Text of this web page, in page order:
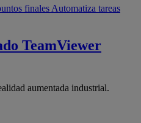
finales Automatiza tareas
TeamViewer
aumentada industrial.